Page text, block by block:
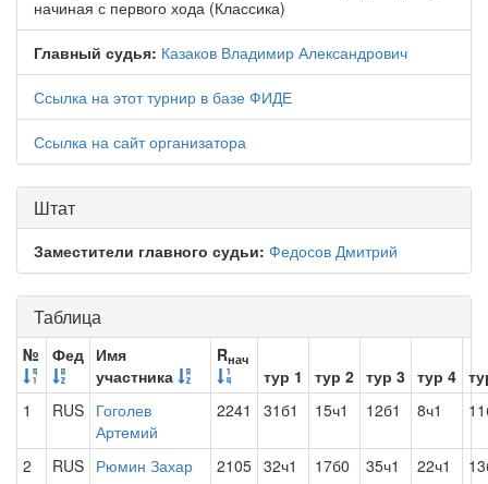
начиная с первого хода (Классика)
Главный судья: Казаков Владимир Александрович
Ссылка на этот турнир в базе ФИДЕ
Ссылка на сайт организатора
Штат
Заместители главного судьи: Федосов Дмитрий
Таблица
№ Фед Имя
участника
Rнач
тур 1 тур 2 тур 3 тур 4
1
RUS Гоголев
Артемий
2241 31б1 15ч1 12б1 8ч1
2 RUS Рюмин Захар 2105 32ч1 17б0 35ч1 22ч1